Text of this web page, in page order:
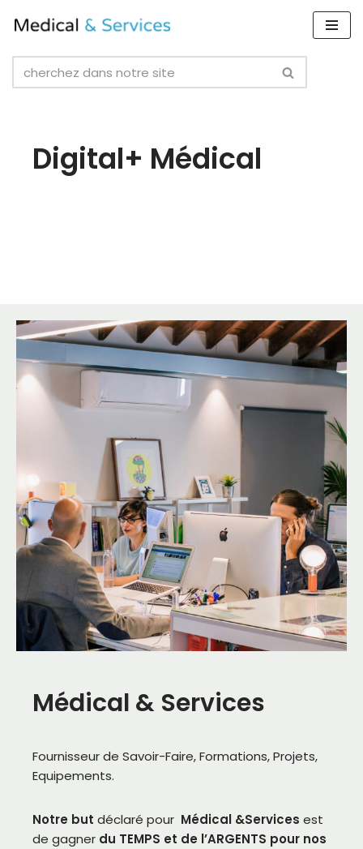
to
content
Digital+ Médical
Médical & Services
Fournisseur de Savoir-Faire, Formations, Projets,
Equipements.
Notre but déclaré pour Médical &Services est
de gagner du TEMPS et de l’ARGENTS pour nos